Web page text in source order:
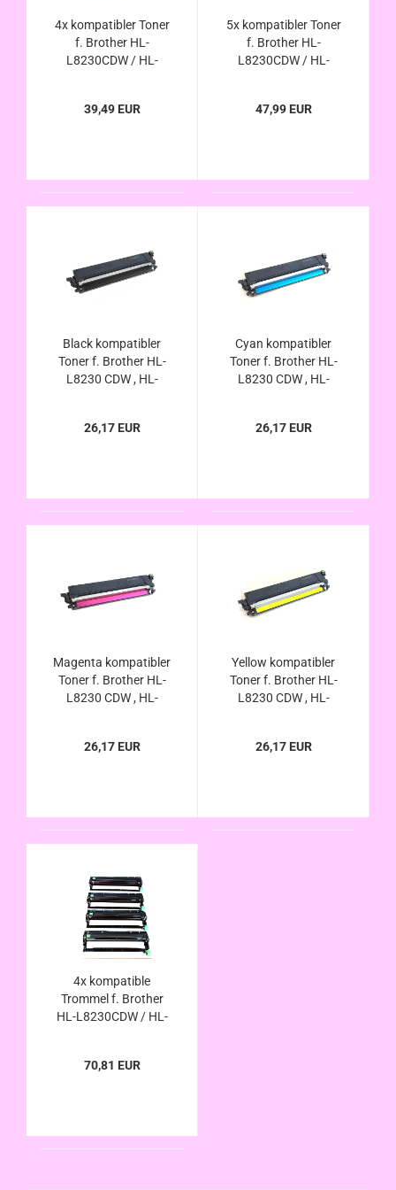
4x kompatibler Toner
f. Brother HL-
L8230CDW / HL-
von Brother
39,49 EUR
5x kompatibler Toner
f. Brother HL-
L8230CDW / HL-
TN-249 von Brother
47,99 EUR
Black kompatibler
Toner f. Brother HL-
L8230 CDW , HL-
Black von Brother
26,17 EUR
Cyan kompatibler
Toner f. Brother HL-
L8230 CDW , HL-
Cyan von Brother
26,17 EUR
Magenta kompatibler
Toner f. Brother HL-
L8230 CDW , HL-
Magenta von Brother
26,17 EUR
Yellow kompatibler
Toner f. Brother HL-
L8230 CDW , HL-
Yellow von Brother
26,17 EUR
4x kompatible
Trommel f. Brother
HL-L8230CDW / HL-
70,81 EUR